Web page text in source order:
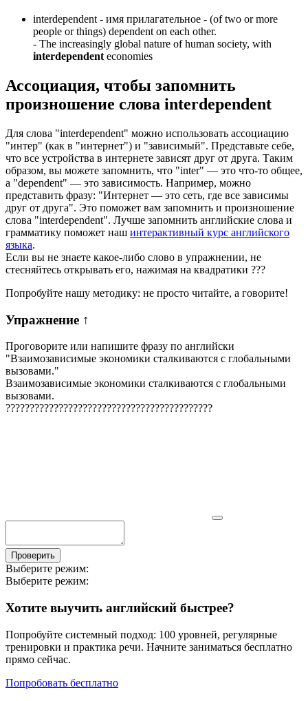
interdependent - имя прилагательное - (of two or more
people or things) dependent on each other.
- The increasingly global nature of human society, with
interdependent economies
Ассоциация, чтобы запомнить
произношение слова interdependent
Для слова "interdependent" можно использовать ассоциацию
"интер" (как в "интернет") и "зависимый". Представьте себе,
что все устройства в интернете зависят друг от друга. Таким
образом, вы можете запомнить, что "inter" — это что-то общее,
а "dependent" — это зависимость. Например, можно
представить фразу: "Интернет — это сеть, где все зависимы
друг от друга". Это поможет вам запомнить и произношение
слова "interdependent". Лучше запомнить английские слова и
грамматику поможет наш интерактивный курс английского
языка.
Если вы не знаете какое-либо слово в упражнении, не
стесняйтесь открывать его, нажимая на квадратики ???
Попробуйте нашу методику: не просто читайте, а говорите!
Упражнение ↑
Проговорите или напишите фразу по английски
"Взаимозависимые экономики сталкиваются с глобальными
вызовами."
Взаимозависимые экономики сталкиваются с глобальными
вызовами.
???????????????????????????????????????????
Проверить
Выберите режим:
Выберите режим:
Хотите выучить английский быстрее?
Попробуйте системный подход: 100 уровней, регулярные
тренировки и практика речи. Начните заниматься бесплатно
прямо сейчас.
Попробовать бесплатно